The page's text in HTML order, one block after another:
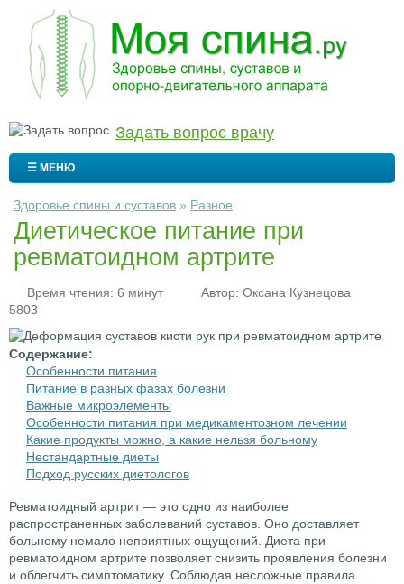
Задать вопрос врачу
☰ МЕНЮ
Здоровье спины и суставов » Разное
Диетическое питание при
ревматоидном артрите
Время чтения: 6 минут Автор: Оксана Кузнецова
5803
Содержание:
Особенности питания
Питание в разных фазах болезни
Важные микроэлементы
Особенности питания при медикаментозном лечении
Какие продукты можно, а какие нельзя больному
Нестандартные диеты
Подход русских диетологов
Ревматоидный артрит — это одно из наиболее
распространенных заболеваний суставов. Оно доставляет
больному немало неприятных ощущений. Диета при
ревматоидном артрите позволяет снизить проявления болезни
и облегчить симптоматику. Соблюдая несложные правила